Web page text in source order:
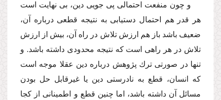
و چون منفعت احتمالى پى جویى دین، بى نهایت است
هر قدر هم احتمال دستیابى به نتیجه قطعى درباره آن،
ضعیف باشد باز هم ارزش تلاش در راه آن، بیش از ارزش
تلاش در هر راهى است كه نتیجه محدودى داشته باشد. و
تنها در صورتى ترك پژوهش درباره دین عقلا موجه است
كه انسان، قطع به نادرستى دین یا غیرقابل حل بودن
مسائل آن داشته باشد، اما چنین قطع و اطمینانى از كجا